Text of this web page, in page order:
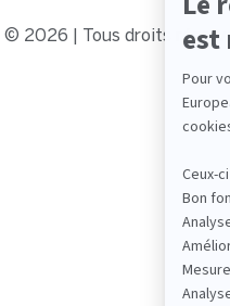
Pour
Ceux-
Bon
© 2026 | Tous droits